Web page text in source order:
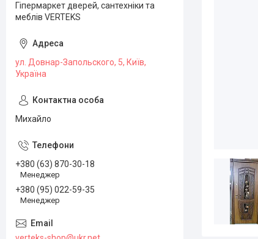
Гіпермаркет дверей, сантехніки та
меблів VERTEKS
ул. Довнар-Запольского, 5, Київ,
Україна
Михайло
+380 (63) 870-30-18
Менеджер
+380 (95) 022-59-35
Менеджер